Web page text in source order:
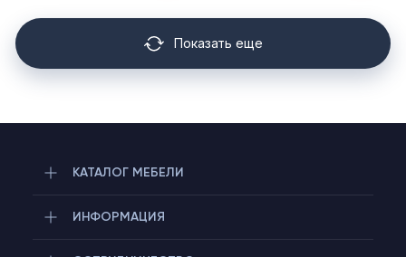
Показать еще
КАТАЛОГ МЕБЕЛИ
ИНФОРМАЦИЯ